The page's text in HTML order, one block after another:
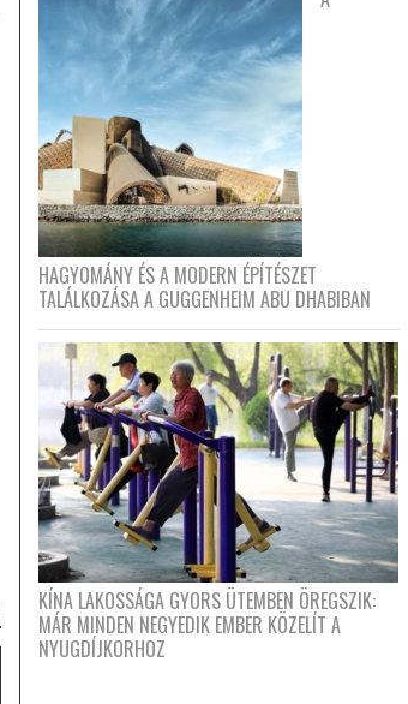
HAGYOMÁNY ÉS A MODERN ÉPÍTÉSZET
TALÁLKOZÁSA A GUGGENHEIM ABU DHABIBAN
KÍNA LAKOSSÁGA GYORS ÜTEMBEN ÖREGSZIK:
MÁR MINDEN NEGYEDIK EMBER KÖZELÍT A
NYUGDÍJKORHOZ